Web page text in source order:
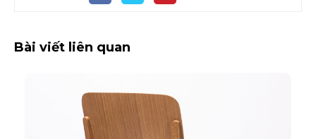
Bài viết liên quan